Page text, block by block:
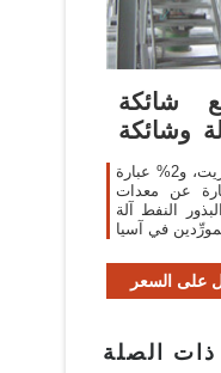
شائكة
وشائكة
...
حوالي 92% منها عبارة عن معاصر زيت، و2% عبارة
أخرى، و1% عبارة عن معدات
البذور النفط آلة
على السعر
ذات الصلة